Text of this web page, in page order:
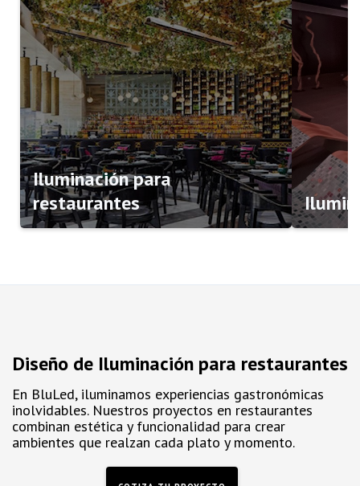
Iluminación para
restaurantes
Diseño de Iluminación para restaurantes
En BluLed, iluminamos experiencias gastronómicas
inolvidables. Nuestros proyectos en restaurantes
combinan estética y funcionalidad para crear
ambientes que realzan cada plato y momento.